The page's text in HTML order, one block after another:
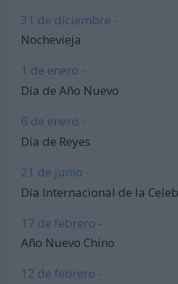
31 de diciembre -
Nochevieja
1 de enero -
Día de Año Nuevo
6 de enero -
Día de Reyes
21 de junio -
Día Internacional de la
17 de febrero -
Año Nuevo Chino
12 de febrero -